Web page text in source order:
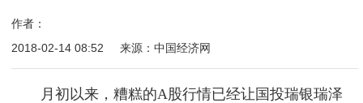
作者：
2018-02-14 08:52
来源：中国经济网
月初以来，糟糕的A股行情已经让国投瑞银瑞泽